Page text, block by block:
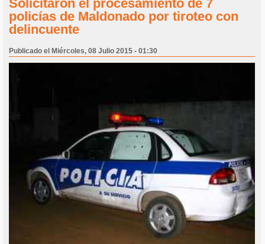
Solicitaron el procesamiento de 7
policías de Maldonado por tiroteo con
delincuente
Publicado el Miércoles, 08 Julio 2015 - 01:30